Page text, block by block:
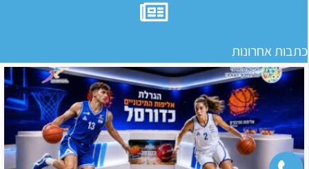
כתבות אחרונות